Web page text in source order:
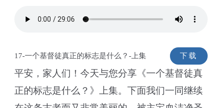
17-一个基督徒真正的标志是什么？-上集 下载
平安，家人们！今天与您分享《一个基督徒真
正的标志是什么？》上集。下面我们一同继续